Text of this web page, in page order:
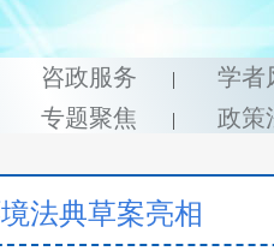
咨政服务 | 学者
专题聚焦 | 政策
法典草案亮相